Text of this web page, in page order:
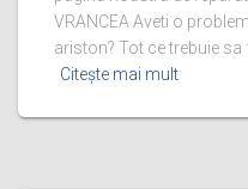
VRANCEA Aveti o
ariston? Tot ce trebuie
Citește mai mult